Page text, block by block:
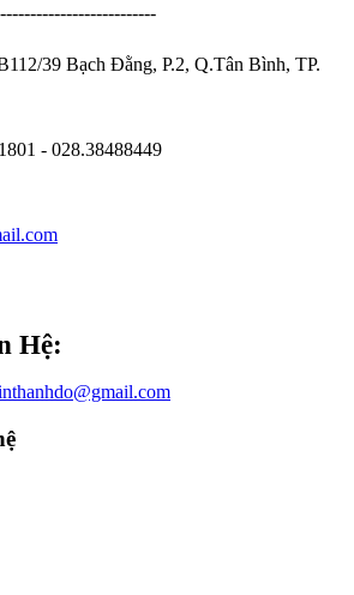
39 Bạch Đằng, P.2, Q.Tân Bình, TP.
- 028.38488449
Hệ: